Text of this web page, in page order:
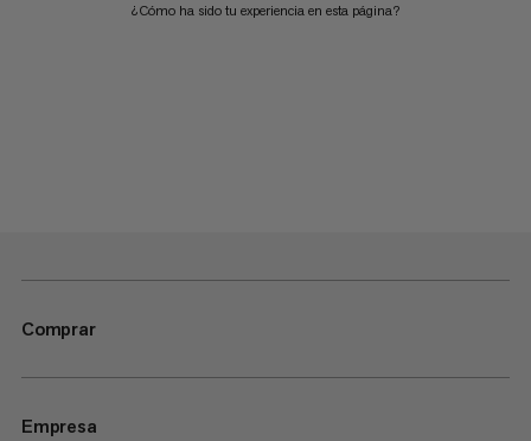
¿Cómo ha sido tu experiencia en esta página?
Comprar
Empresa